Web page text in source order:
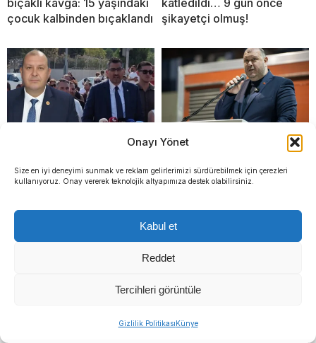
Onayı Yönet
Size en iyi deneyimi sunmak ve reklam gelirlerimizi sürdürebilmek için çerezleri
kullanıyoruz. Onay vererek teknolojik altyapımıza destek olabilirsiniz.
Kabul et
Reddet
Tercihleri görüntüle
Gizlilik PolitikasıKünye
bıçaklı kavga: 15 yaşındaki
çocuk kalbinden bıçaklandı
katledildi… 9 gün önce
şikayetçi olmuş!
İlkay Çiçek’in avukatından:
“Sızdırılan yazışmalar
İlkay Çiçek’ten suç
duyurusu: Yapay zekalı
iddiası